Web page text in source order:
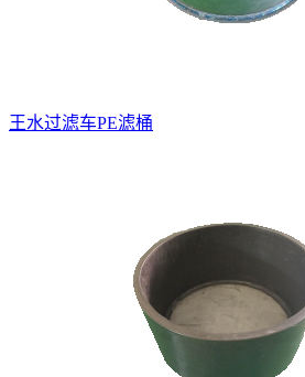
王水过滤车PE滤桶